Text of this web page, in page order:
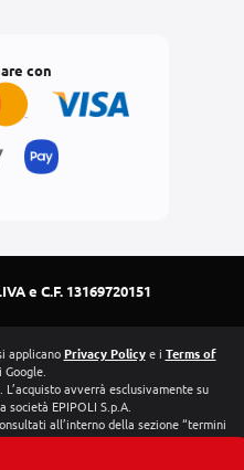
con
e C.F. 13169720151
applicanoPrivacy Policye i Terms of
Google.
avverrà esclusivamente su
società EPIPOLI S.p.A.
all’interno della sezione “termini
dei due cerchi è un marchio di